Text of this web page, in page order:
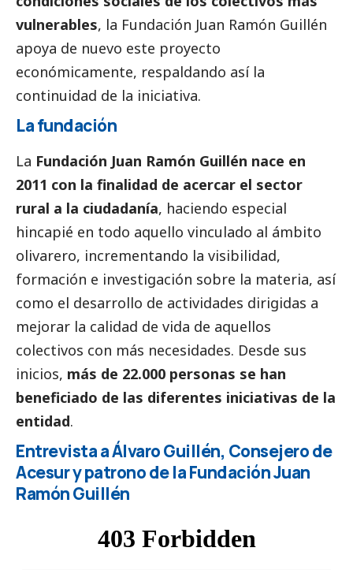
vulnerables, la Fundación Juan Ramón Guillén
apoya de nuevo este proyecto
económicamente, respaldando así la
continuidad de la iniciativa.
La fundación
La Fundación Juan Ramón Guillén nace en
2011 con la finalidad de acercar el sector
rural a la ciudadanía, haciendo especial
hincapié en todo aquello vinculado al ámbito
olivarero, incrementando la visibilidad,
formación e investigación sobre la materia, así
como el desarrollo de actividades dirigidas a
mejorar la calidad de vida de aquellos
colectivos con más necesidades. Desde sus
inicios, más de 22.000 personas se han
beneficiado de las diferentes iniciativas de la
entidad.
Entrevista a Álvaro Guillén, Consejero de
Acesur y patrono de la Fundación Juan
Ramón Guillén